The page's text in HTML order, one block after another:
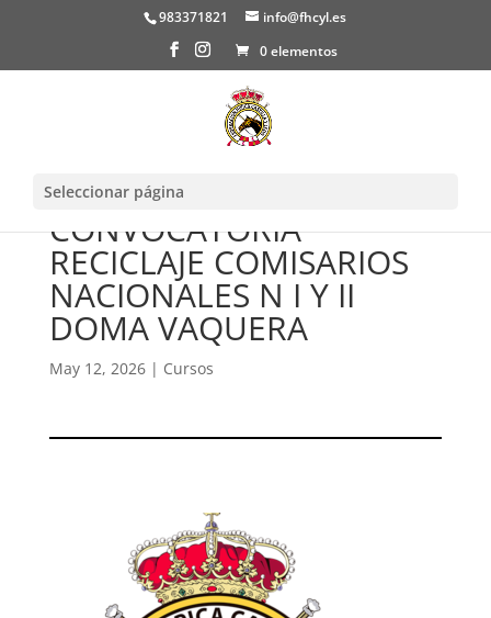
983371821
info@fhcyl.es
0 elementos
Seleccionar página
CONVOCATORIA
RECICLAJE COMISARIOS
NACIONALES N I Y II
DOMA VAQUERA
May 12, 2026| Cursos